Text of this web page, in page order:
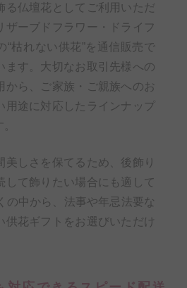
る仏壇花としてご利用いただ
ザーブドフラワー・ドライフ
“枯れない供花”を通信販売で
ます。大切なお取引先様への
から、ご家族・ご親族へのお
用途に対応したラインナップ
美しさを保てるため、後飾り
して飾りたい場合にも適して
の中から、法事や年忌法要な
供花ギフトをお選びいただけ